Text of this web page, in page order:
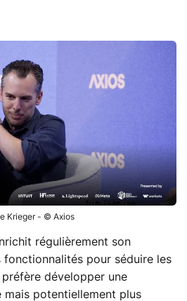
Krieger - © Axios
régulièrement son
pour séduire les
développer une
potentiellement plus